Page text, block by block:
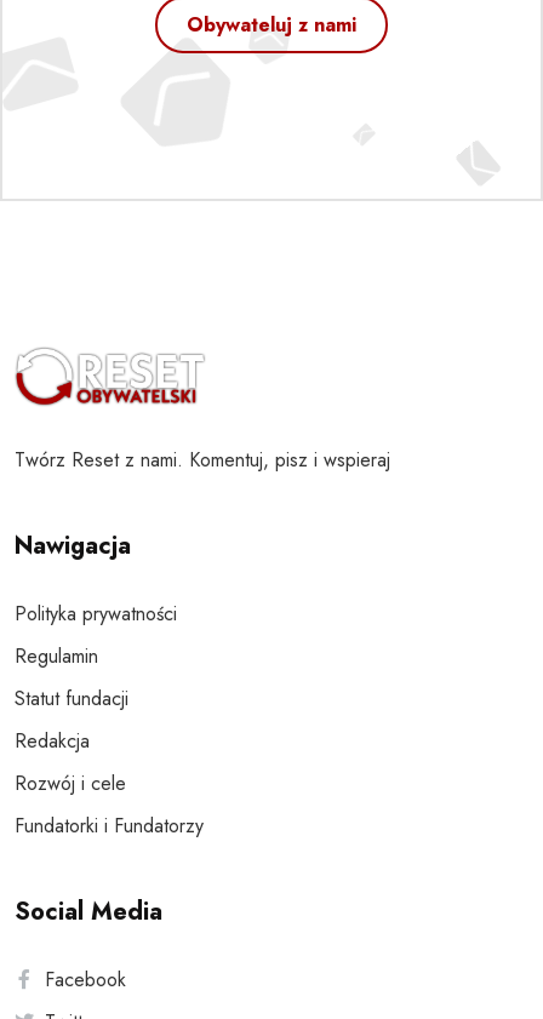
Obywateluj z nami
Twórz Reset z nami. Komentuj, pisz i wspieraj
Nawigacja
Polityka prywatności
Regulamin
Statut fundacji
Redakcja
Rozwój i cele
Fundatorki i Fundatorzy
Social Media
Facebook